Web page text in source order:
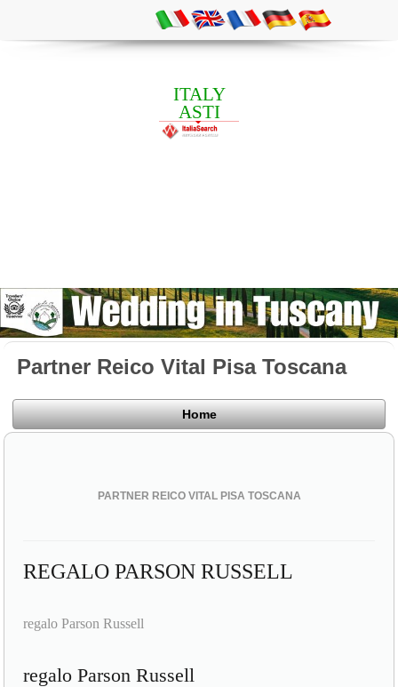
ITALY
ASTI
Partner Reico Vital Pisa Toscana
Home
PARTNER REICO VITAL PISA TOSCANA
REGALO PARSON RUSSELL
regalo Parson Russell
regalo Parson Russell